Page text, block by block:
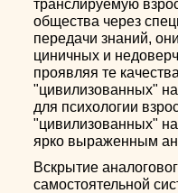
транслируемую
общества через
передачи знаний,
циничных и
проявляя те
"цивилизованных"
для психологии
"цивилизованных"
ярко выраженным
Вскрытие
самостоятельной